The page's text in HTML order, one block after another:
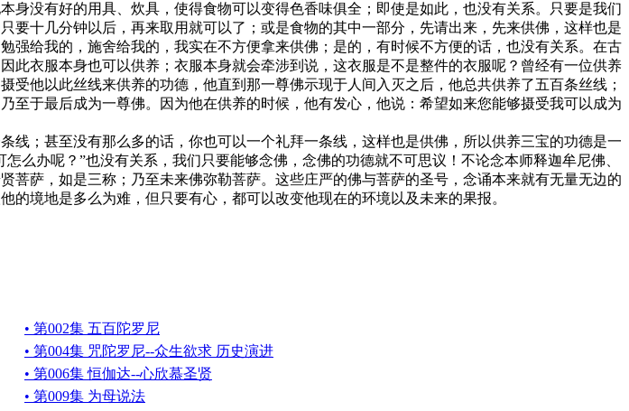
没有好的用具、炊具，使得食物可以变得色香味俱全；即使是如此，也没有关系。只要是我们
十几分钟以后，再来取用就可以了；或是食物的其中一部分，先请出来，先来供佛，这样也是
给我的，施舍给我的，我实在不方便拿来供佛；是的，有时候不方便的话，也没有关系。在古
衣服本身也可以供养；衣服本身就会牵涉到说，这衣服是不是整件的衣服呢？曾经有一位供养
他以此丝线来供养的功德，他直到那一尊佛示现于人间入灭之后，他总共供养了五百条丝线；
于最后成为一尊佛。因为他在供养的时候，他有发心，他说：希望如来您能够摄受我可以成为
；甚至没有那么多的话，你也可以一个礼拜一条线，这样也是供佛，所以供养三宝的功德是一
么办呢？”也没有关系，我们只要能够念佛，念佛的功德就不可思议！不论念本师释迦牟尼佛、
萨，如是三称；乃至未来佛弥勒菩萨。这些庄严的佛与菩萨的圣号，念诵本来就有无量无边的
境地是多么为难，但只要有心，都可以改变他现在的环境以及未来的果报。
• 第002集 五百陀罗尼
• 第004集 咒陀罗尼--众生欲求 历史演进
• 第006集 恒伽达--心欣慕圣贤
• 第009集 为母说法